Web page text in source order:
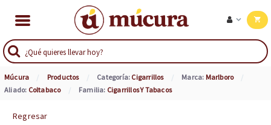
Múcura Productos Categoría: Cigarrillos Marca: Marlboro
Aliado: Coltabaco Familia: Cigarrillos Y Tabacos
Regresar